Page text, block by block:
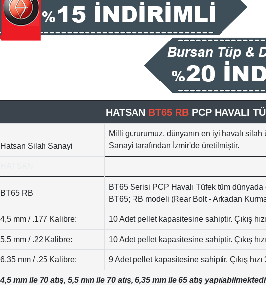
HATSAN BT65 RB PCP HAVALI
Hatsan Silah Sanayi
Milli gururumuz, dünyanın en iyi havalı
Sanayi tarafından İzmir'de üretilmiştir.
BT65 RB
BT65 Serisi PCP Havalı Tüfek tüm
BT65; RB modeli (Rear Bolt - Arkadan
4,5 mm / .177 Kalibre: 10 Adet pellet kapasitesine sahiptir. Çıkış
5,5 mm / .22 Kalibre: 10 Adet pellet kapasitesine sahiptir. Çıkış
6,35 mm / .25 Kalibre: 9 Adet pellet kapasitesine sahiptir. Çıkış
4,5 mm ile 70 atış, 5,5 mm ile 70 atış, 6,35 mm ile 65 atış